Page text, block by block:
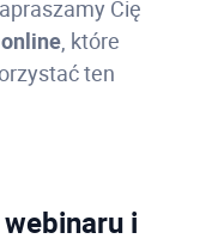
Cię
, które
ten
i